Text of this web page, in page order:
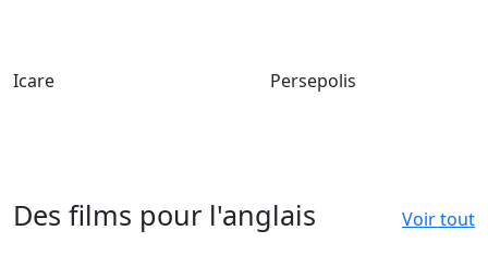
Icare Persepolis
Des films pour l'anglais Voir tout